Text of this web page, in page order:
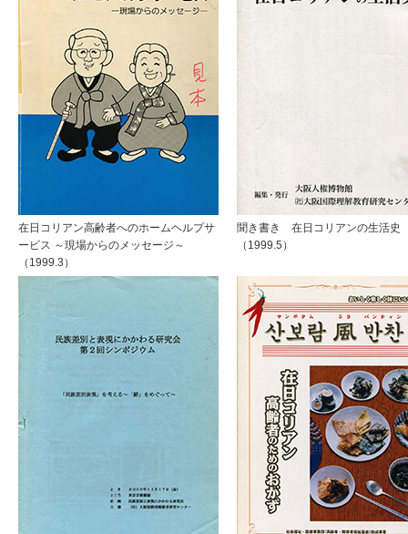
在日コリアン高齢者へのホームヘルプサ
ービス ～現場からのメッセージ～
（1999.3）
聞き書き 在日コリアンの生活史
（1999.5）